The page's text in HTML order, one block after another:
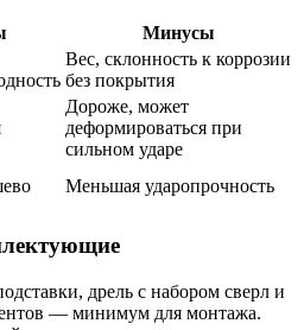
Минусы
Вес, склонность к коррозии
без покрытия
Дороже, может
деформироваться при
сильном ударе
Меньшая ударопрочность
дрель с набором сверл и
— минимум для монтажа.